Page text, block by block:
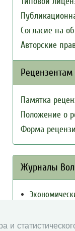
Согласие на
Авторские
Рецензентам
Памятка
Положение о
Форма
Журналы
Вопросы
и